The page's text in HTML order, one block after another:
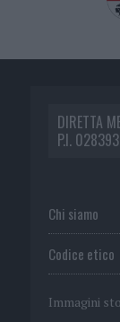
DIRETTA
P.I.
Chi siamo
Codice etico
Immagini